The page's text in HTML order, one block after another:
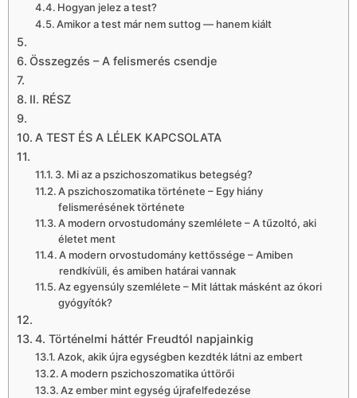
Hogyan jelez a test?
Amikor a test már nem suttog — hanem kiált
Összegzés – A felismerés csendje
II. RÉSZ
A TEST ÉS A LÉLEK KAPCSOLATA
3. Mi az a pszichoszomatikus betegség?
A pszichoszomatika története – Egy hiány
felismerésének története
A modern orvostudomány szemlélete – A tűzoltó, aki
életet ment
A modern orvostudomány kettőssége – Amiben
rendkívüli, és amiben határai vannak
Az egyensúly szemlélete – Mit láttak másként az ókori
gyógyítók?
4. Történelmi háttér Freudtól napjainkig
Azok, akik újra egységben kezdték látni az embert
A modern pszichoszomatika úttörői
Az ember mint egység újrafelfedezése